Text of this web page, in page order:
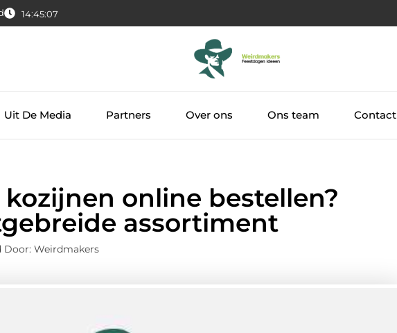
14:45:08
Uit De Media Partners Over ons Ons team Contact
online bestellen?
assortiment
Door: Weirdmakers